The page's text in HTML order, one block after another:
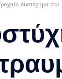
δυστύχημα